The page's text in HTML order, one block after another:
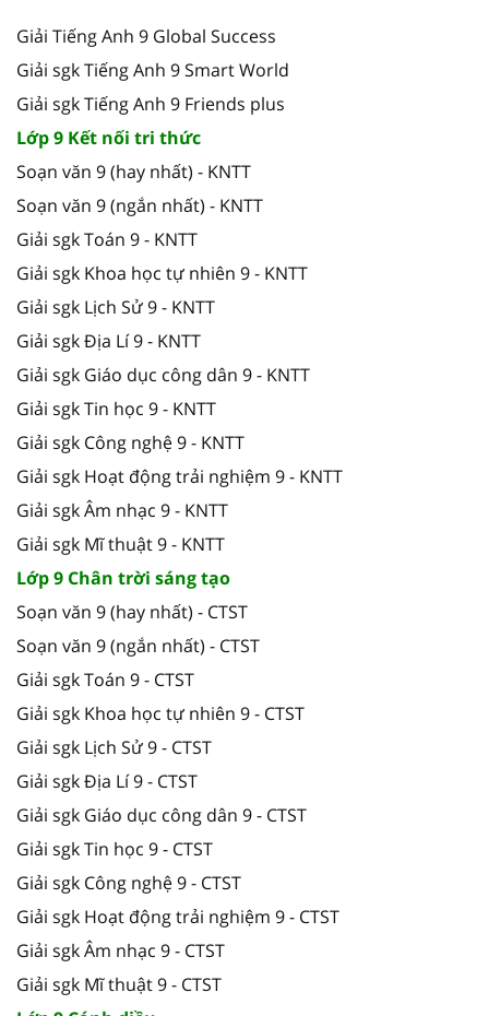
Giải Tiếng Anh 9 Global Success
Giải sgk Tiếng Anh 9 Smart World
Giải sgk Tiếng Anh 9 Friends plus
Lớp 9 Kết nối tri thức
Soạn văn 9 (hay nhất) - KNTT
Soạn văn 9 (ngắn nhất) - KNTT
Giải sgk Toán 9 - KNTT
Giải sgk Khoa học tự nhiên 9 - KNTT
Giải sgk Lịch Sử 9 - KNTT
Giải sgk Địa Lí 9 - KNTT
Giải sgk Giáo dục công dân 9 - KNTT
Giải sgk Tin học 9 - KNTT
Giải sgk Công nghệ 9 - KNTT
Giải sgk Hoạt động trải nghiệm 9 - KNTT
Giải sgk Âm nhạc 9 - KNTT
Giải sgk Mĩ thuật 9 - KNTT
Lớp 9 Chân trời sáng tạo
Soạn văn 9 (hay nhất) - CTST
Soạn văn 9 (ngắn nhất) - CTST
Giải sgk Toán 9 - CTST
Giải sgk Khoa học tự nhiên 9 - CTST
Giải sgk Lịch Sử 9 - CTST
Giải sgk Địa Lí 9 - CTST
Giải sgk Giáo dục công dân 9 - CTST
Giải sgk Tin học 9 - CTST
Giải sgk Công nghệ 9 - CTST
Giải sgk Hoạt động trải nghiệm 9 - CTST
Giải sgk Âm nhạc 9 - CTST
Giải sgk Mĩ thuật 9 - CTST